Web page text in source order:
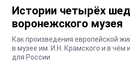
Истории четырёх
воронежского музея
Как произведения европейской
в музее им. И.Н. Крамского и в чём
для России